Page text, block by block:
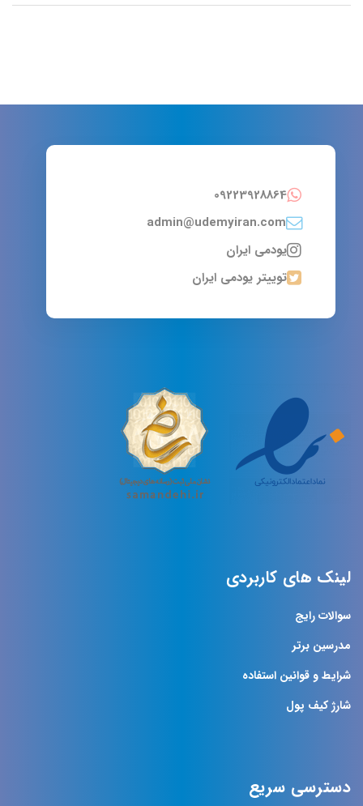
09223928864
admin@udemyiran.com
یودمی ایران
توییتر یودمی ایران
لینک های کاربردی
سوالات رایج
مدرسین برتر
شرایط و قوانین استفاده
شارژ کیف پول
دسترسی سریع